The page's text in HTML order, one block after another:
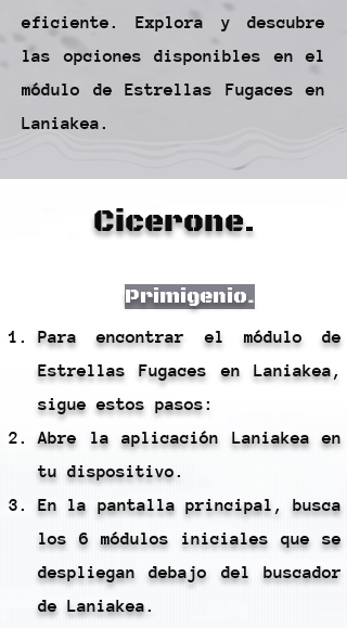
eficiente. Explora y descubre
las opciones disponibles en el
módulo de Estrellas Fugaces en
Laniakea.
Cicerone.
Primigenio.
Para encontrar el módulo de
Estrellas Fugaces en Laniakea,
sigue estos pasos:
Abre la aplicación Laniakea en
tu dispositivo.
En la pantalla principal, busca
los 6 módulos iniciales que se
despliegan debajo del buscador
de Laniakea.